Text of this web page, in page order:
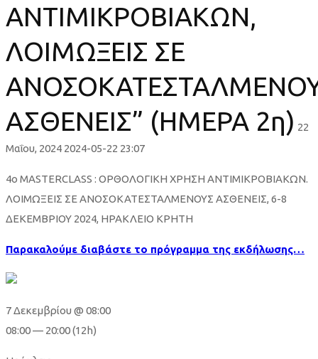
ΑΝΤΙΜΙΚΡΟΒΙΑΚΩΝ,
ΛΟΙΜΩΞΕΙΣ ΣΕ
ΑΣΘΕΝΕΙΣ” (ΗΜΕΡΑ 2η) 22
Μαΐου, 2024 2024-05-22 23:07
4ο
MASTERCLASS
:
“ΟΡΘΟΛΟΓΙΚΗ
ΧΡΗΣΗ
ΑΝΤΙΜΙΚΡΟΒΙΑΚΩΝ,
4ο MASTERCLASS : ΟΡΘΟΛΟΓΙΚΗ ΧΡΗΣΗ ΑΝΤΙΜΙΚΡΟΒΙΑΚΩΝ.
ΛΟΙΜΩΞΕΙΣ ΣΕ ΑΝΟΣΟΚΑΤΕΣΤΑΛΜΕΝΟΥΣ ΑΣΘΕΝΕΙΣ, 6-8
ΔΕΚΕΜΒΡΙΟΥ 2024, ΗΡΑΚΛΕΙΟ ΚΡΗΤΗ
Παρακαλούμε διαβάστε το πρόγραμμα της εκδήλωσης…
7 Δεκεμβρίου @ 08:00
08:00 — 20:00(12h)